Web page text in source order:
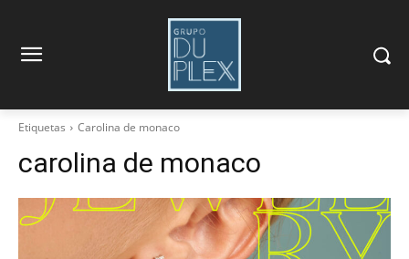
Etiquetas Carolina de monaco
carolina de monaco